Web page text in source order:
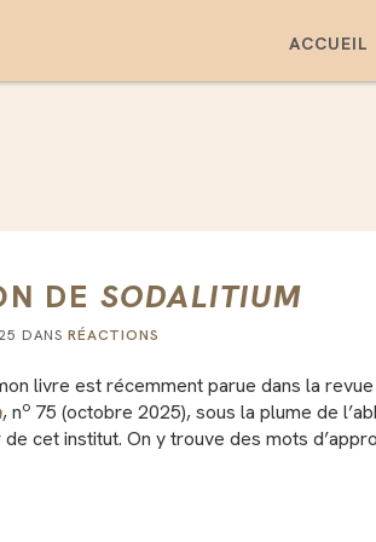
ACCUEIL
DE SODALITIUM
DANS RÉACTIONS
livre est récemment parue dans la
, no 75 (octobre 2025), sous la plume de
cet institut. On y trouve des mots